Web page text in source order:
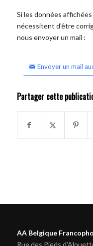
Si les données
nécessitent d'être
nous envoyer un mail :
Envoyer un mail
Partager cette
AA Belgique
Rue des Pieds